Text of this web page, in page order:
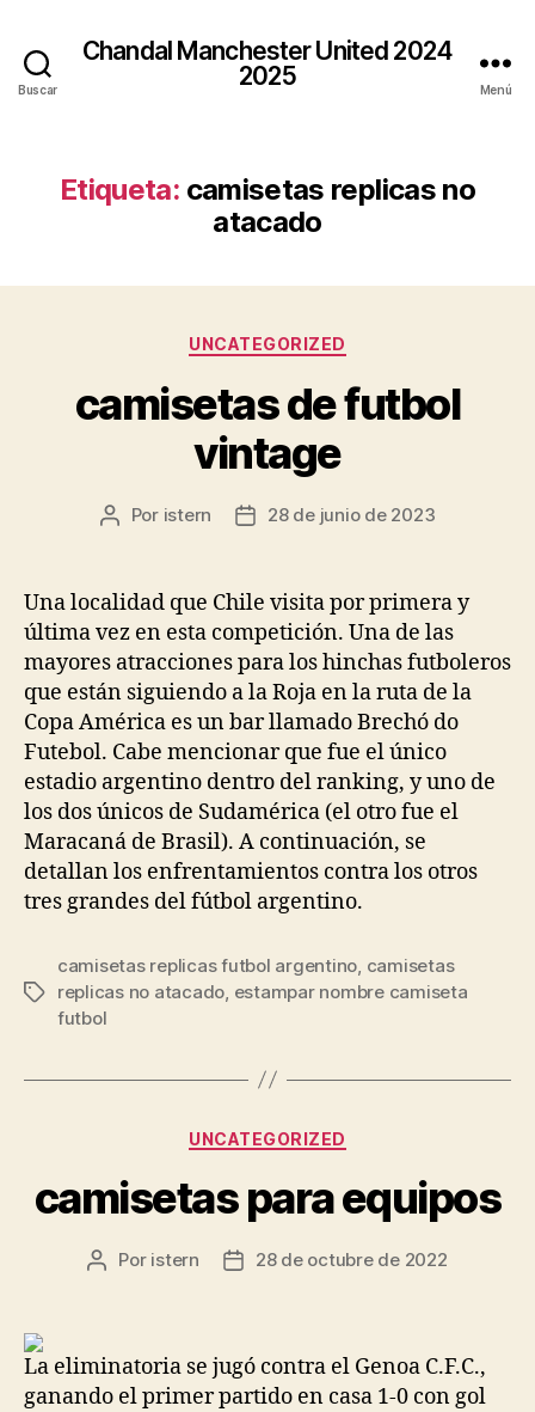
Buscar
Chandal Manchester United 2024
2025
Menú
Etiqueta: camisetas replicas no
atacado
Categorías
UNCATEGORIZED
camisetas de futbol
vintage
Autor
entrada
Por istern
Fecha
entrada
28 de junio de 2023
Una localidad que Chile visita por primera y
última vez en esta competición. Una de las
mayores atracciones para los hinchas futboleros
que están siguiendo a la Roja en la ruta de la
Copa América es un bar llamado Brechó do
Futebol. Cabe mencionar que fue el único
estadio argentino dentro del ranking, y uno de
los dos únicos de Sudamérica (el otro fue el
Maracaná de Brasil). A continuación, se
detallan los enfrentamientos contra los otros
tres grandes del fútbol argentino.
Etiquetas
camisetas replicas futbol argentino camisetas
replicas no atacado estampar nombre camiseta
futbol
Categorías
UNCATEGORIZED
camisetas para equipos
Autor
Por istern
Fecha28 de octubre de 2022
La eliminatoria se jugó contra el Genoa C.F.C.,
ganando el primer partido en casa 1-0 con gol